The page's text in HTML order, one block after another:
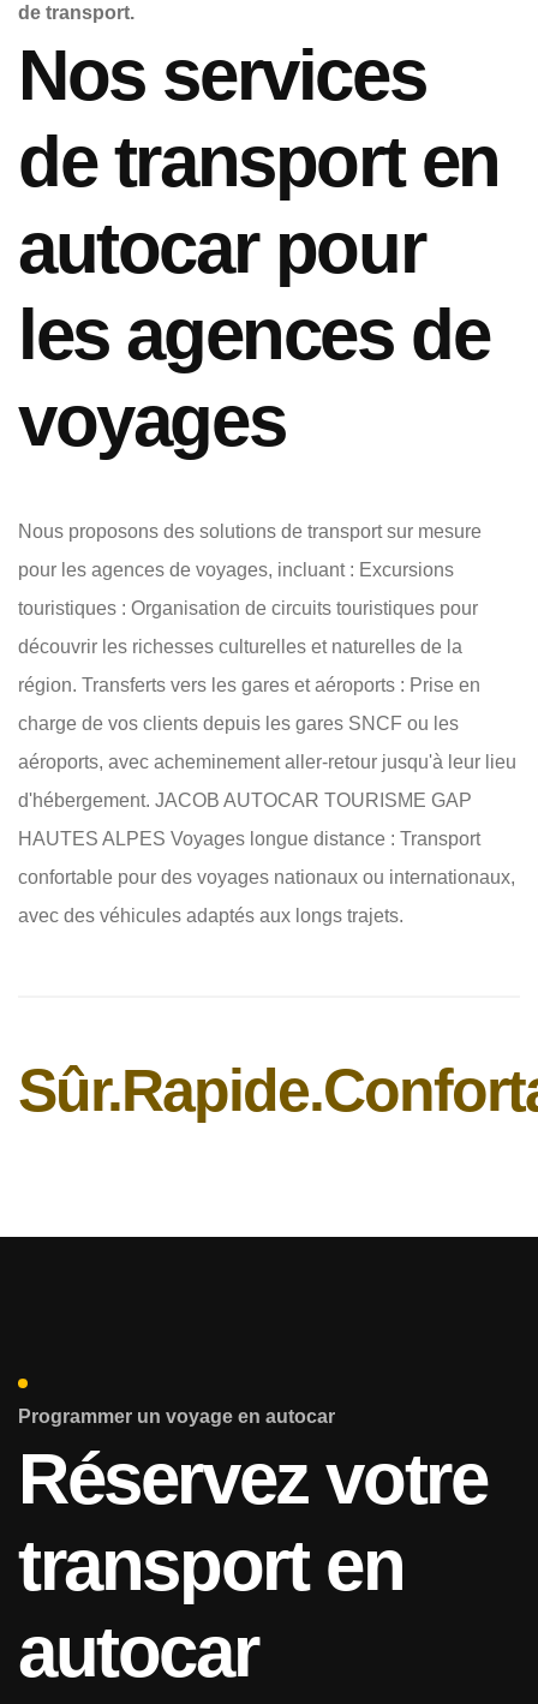
de transport.
Nos services
de transport en
autocar pour
les agences de
voyages
Nous proposons des solutions de transport sur mesure
pour les agences de voyages, incluant : Excursions
touristiques : Organisation de circuits touristiques pour
découvrir les richesses culturelles et naturelles de la
région. Transferts vers les gares et aéroports : Prise en
charge de vos clients depuis les gares SNCF ou les
aéroports, avec acheminement aller-retour jusqu'à leur lieu
d'hébergement. JACOB AUTOCAR TOURISME GAP
HAUTES ALPES Voyages longue distance : Transport
confortable pour des voyages nationaux ou internationaux,
avec des véhicules adaptés aux longs trajets.
Sûr.Rapide.
Programmer un voyage en autocar
Réservez votre
transport en
autocar